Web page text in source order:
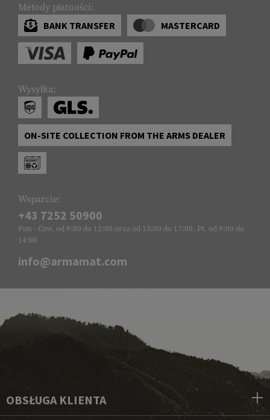
Metody płatności:
BANK TRANSFER
MASTERCARD
Wysyłka:
ON-SITE COLLECTION FROM THE ARMS DEALER
Wsparcie:
+43 7252 50900
Pon - Czw. od 9:00 do 12:00 oraz od 13:00 do 17:00, Pt. od 9:00 do
14:00
info@armamat.com
OBSŁUGA KLIENTA